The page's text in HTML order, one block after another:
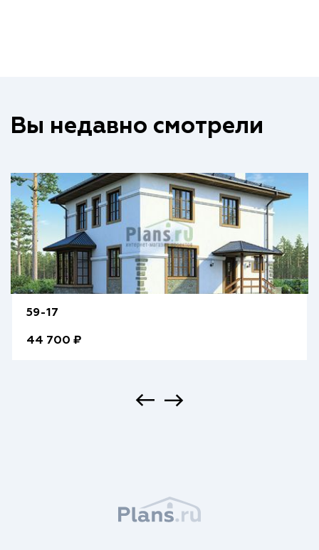
Вы недавно смотрели
59-17
44 700 ₽